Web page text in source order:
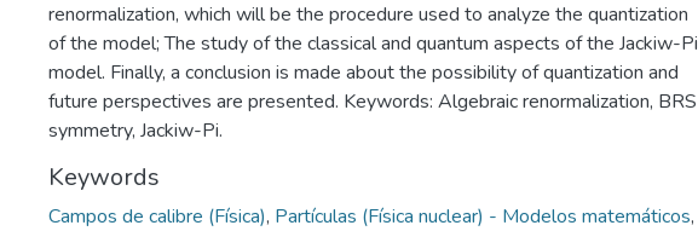
renormalization, which will be the procedure used to analyze the quantization
of the model; The study of the classical and quantum aspects of the Jackiw-Pi
model. Finally, a conclusion is made about the possibility of quantization and
future perspectives are presented. Keywords: Algebraic renormalization, BRS
symmetry, Jackiw-Pi.
Keywords
Campos de calibre (Física), Partículas (Física nuclear) - Modelos matemáticos,